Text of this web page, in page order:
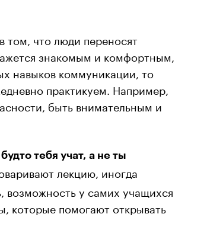
том, что люди переносят
знакомым и комфортным,
навыков коммуникации, то
практикуем. Например,
быть внимательным и
тебя учат, а не ты
лекцию, иногда
возможность у самих учащихся
которые помогают открывать